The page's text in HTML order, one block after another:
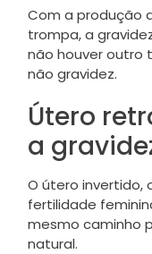
Com a produção
trompa, a
não houver outro
não gravidez.
Útero
a
O útero invertido,
fertilidade
mesmo caminho
natural.